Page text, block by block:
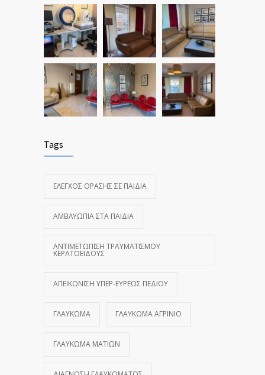
Tags
ΈΛΕΓΧΟΣ ΌΡΑΣΗΣ ΣΕ ΠΑΙΔΙΆ
ΑΜΒΛΥΩΠΊΑ ΣΤΑ ΠΑΙΔΙΆ
ΑΝΤΙΜΕΤΏΠΙΣΗ ΤΡΑΥΜΑΤΙΣΜΟΎ
ΚΕΡΑΤΟΕΙΔΟΎΣ
ΑΠΕΙΚΌΝΙΣΗ ΥΠΕΡ-ΕΥΡΈΩΣ ΠΕΔΊΟΥ
ΓΛΑΎΚΩΜΑ ΓΛΑΎΚΩΜΑ ΑΓΡΊΝΙΟ
ΓΛΑΎΚΩΜΑ ΜΑΤΙΏΝ